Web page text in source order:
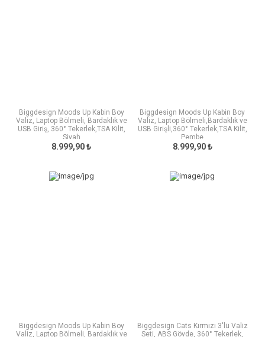
Biggdesign Moods Up Kabin Boy
Valiz, Laptop Bölmeli, Bardaklık ve
USB Giriş, 360° Tekerlek,TSA Kilit,
Siyah
8.999,90 ₺
Biggdesign Moods Up Kabin Boy
Valiz, Laptop Bölmeli,Bardaklık ve
USB Girişli,360° Tekerlek,TSA Kilit,
Pembe
8.999,90 ₺
Biggdesign Moods Up Kabin Boy
Valiz, Laptop Bölmeli, Bardaklık ve
Biggdesign Cats Kırmızı 3'lü Valiz
Seti, ABS Gövde, 360° Tekerlek,